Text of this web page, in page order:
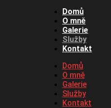
Domů
O mně
Galerie
Služby
Kontakt
Domů
O mně
Galerie
Služby
Kontakt